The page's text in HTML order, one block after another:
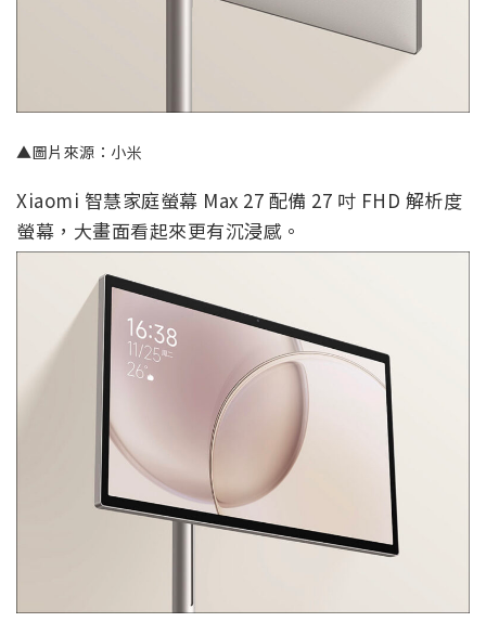
▲圖片來源：小米
Xiaomi 智慧家庭螢幕 Max 27 配備 27 吋 FHD 解析度
螢幕，大畫面看起來更有沉浸感。